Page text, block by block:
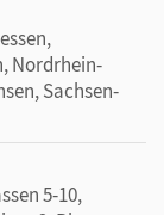
Nordrhein-
Sachsen-
5-10,